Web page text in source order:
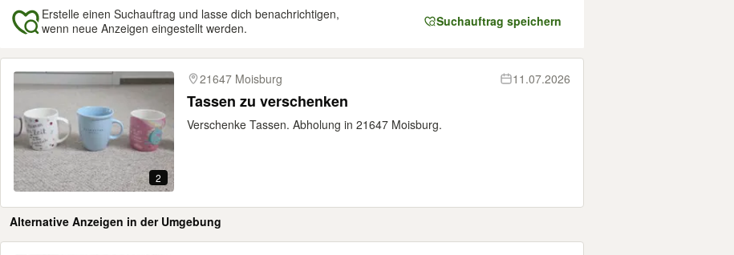
Erstelle einen Suchauftrag und lasse dich benachrichtigen,
wenn neue Anzeigen eingestellt werden.
Suchauftrag speichern
Ergebnisse
2
21647 Moisburg 11.07.2026
Tassen zu verschenken
Verschenke Tassen. Abholung in 21647 Moisburg.
Alternative Anzeigen in der Umgebung
Ergebnisse